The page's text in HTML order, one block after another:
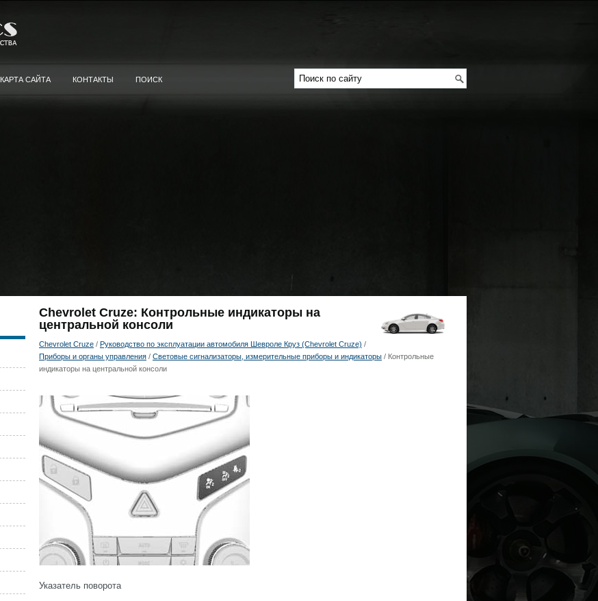
КАРТА САЙТА КОНТАКТЫ ПОИСК
Chevrolet Cruze: Контрольные индикаторы на
центральной консоли
Chevrolet Cruze / Руководство по эксплуатации автомобиля Шевроле Круз (Chevrolet Cruze) /
Приборы и органы управления / Световые сигнализаторы, измерительные приборы и индикаторы / Контрольные
индикаторы на центральной консоли
Указатель поворота